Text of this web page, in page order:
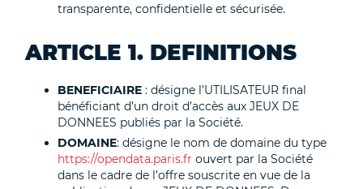
transparente, confidentielle et sécurisée.
ARTICLE 1. DEFINITIONS
BENEFICIAIRE : désigne l’UTILISATEUR final
bénéficiant d’un droit d’accès aux JEUX DE
DONNEES publiés par la Société.
DOMAINE: désigne le nom de domaine du type
https://opendata.paris.fr ouvert par la Société
dans le cadre de l’offre souscrite en vue de la